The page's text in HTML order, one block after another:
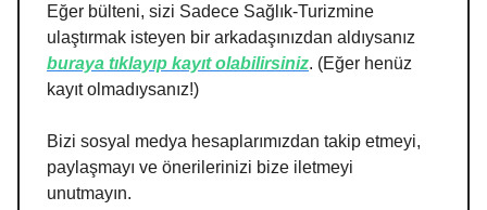
Eğer bülteni, sizi Sadece Sağlık-Turizmine
ulaştırmak isteyen bir arkadaşınızdan aldıysanız
buraya tıklayıp kayıt olabilirsiniz. (Eğer henüz
kayıt olmadıysanız!)
Bizi sosyal medya hesaplarımızdan takip etmeyi,
paylaşmayı ve önerilerinizi bize iletmeyi
unutmayın.